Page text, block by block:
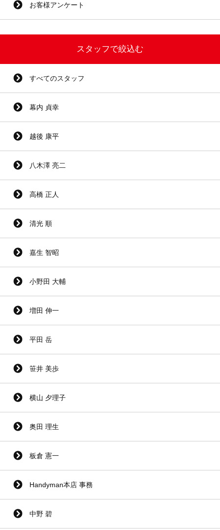
お客様アンケート
スタッフで絞込む
すべてのスタッフ
幕内 貞幸
越後 康平
八木澤 亮二
高橋 正人
清光 順
嘉生 智昭
小野田 大輔
増田 伸一
平田 岳
笹井 美歩
横山 夕理子
奥田 理生
板倉 憲一
Handyman本店 事務
中野 碧